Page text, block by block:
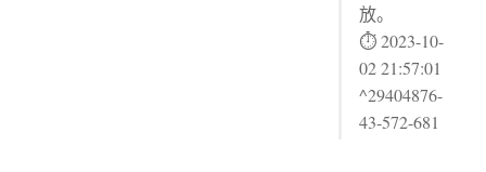
放。
⏱ 2023-10-
02 21:57:01
^29404876-
43-572-681